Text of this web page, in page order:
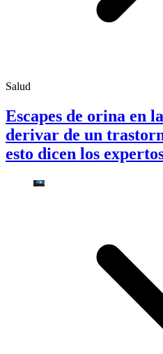
Salud
Escapes de orina en
derivar de un
esto dicen los